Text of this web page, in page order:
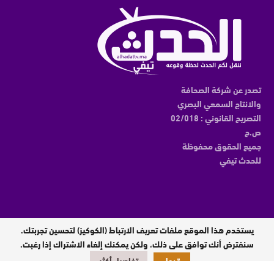
تصدر عن شركة الصحافة
والانتاج السمعي البصري
التصريح القانوني : 02/018
ص.ح
جميع الحقوق محفوظة
للحدث تيفي
مدير النشر : عبدالقادر الوالي
يستخدم هذا الموقع ملفات تعريف الارتباط (الكوكيز) لتحسين تجربتك.
سنفترض أنك توافق على ذلك، ولكن يمكنك إلغاء الاشتراك إذا رغبت.